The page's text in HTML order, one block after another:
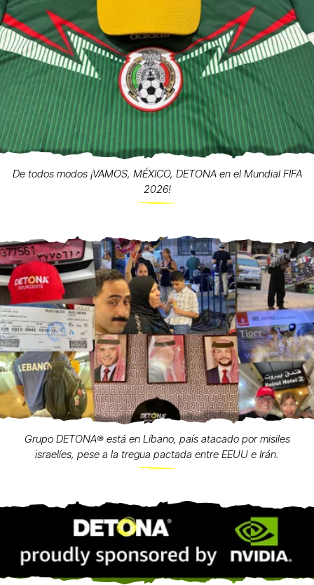
De todos modos ¡VAMOS, MÉXICO, DETONA en el Mundial FIFA
2026!
Grupo DETONA®️ está en Líbano, país atacado por misiles
israelíes, pese a la tregua pactada entre EEUU e Irán.